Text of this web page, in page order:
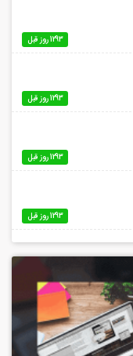
1293 روز قبل
1293 روز قبل
1293 روز قبل
1293 روز قبل